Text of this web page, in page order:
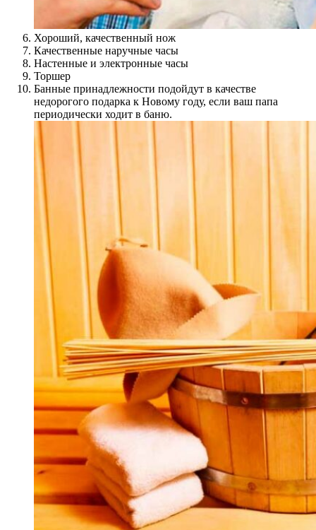
Хороший, качественный нож
Качественные наручные часы
Настенные и электронные часы
Торшер
Банные принадлежности подойдут в качестве
недорогого подарка к Новому году, если ваш папа
периодически ходит в баню.